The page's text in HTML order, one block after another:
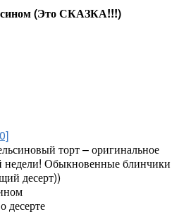
(Это СКАЗКА!!!)
торт – оригинальное
недели! Обыкновенные блинчики
десерт))
десерте